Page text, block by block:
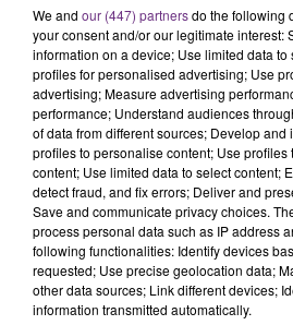
6h56
6h56
TEDDYBEAR
Chaussures Roses
We and our (447) partnersdo the following
your consent and/or our legitimate interest:
information on a device; Use limited data
profiles for personalised advertising; Use
advertising; Measure advertising
performance; Understand audiences
of data from different sources; Develop
profiles to personalise content; Use profiles
content; Use limited data to select content;
detect fraud, and fix errors; Deliver and
Save and communicate privacy choices.
process personal data such as IP address
following functionalities: Identify devices
requested; Use precise geolocation data;
other data sources; Link different devices;
information transmitted automatically.